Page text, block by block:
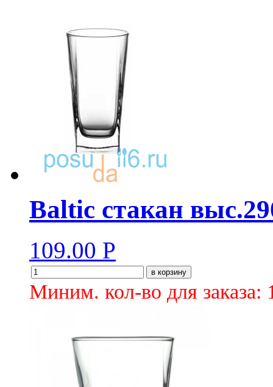
Baltic стакан
109.00 Р
в корзину
Миним. кол-во для заказа: